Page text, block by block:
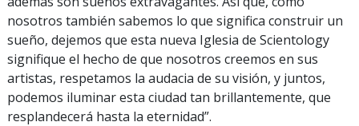
nosotros también sabemos lo que significa construir un
sueño, dejemos que esta nueva Iglesia de Scientology
signifique el hecho de que nosotros creemos en sus
artistas, respetamos la audacia de su visión, y juntos,
podemos iluminar esta ciudad tan brillantemente, que
resplandecerá hasta la eternidad”.